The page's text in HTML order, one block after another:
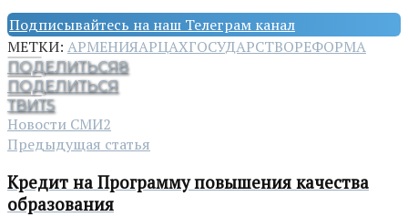
Подписывайтесь на наш Телеграм канал
МЕТКИ: АРМЕНИЯАРЦАХГОСУДАРСТВОРЕФОРМА
ПОДЕЛИТЬСЯ8
ПОДЕЛИТЬСЯ
ТВИТ5
Новости СМИ2
Предыдущая статья
Кредит на Программу повышения качества
образования